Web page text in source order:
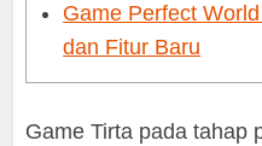
Game Perfect
dan Fitur Baru
Game Tirta pada tahap